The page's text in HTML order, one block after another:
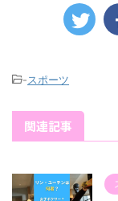
-スポーツ
関連記事